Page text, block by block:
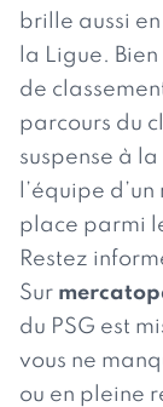
brille aussi
la Ligue.
de
parcours du
suspense à
l’équipe
place parmi
Restez
Sur
du PSG est
vous ne
ou en pleine